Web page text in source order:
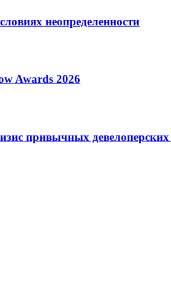
неопределенности
Awards 2026
привычных